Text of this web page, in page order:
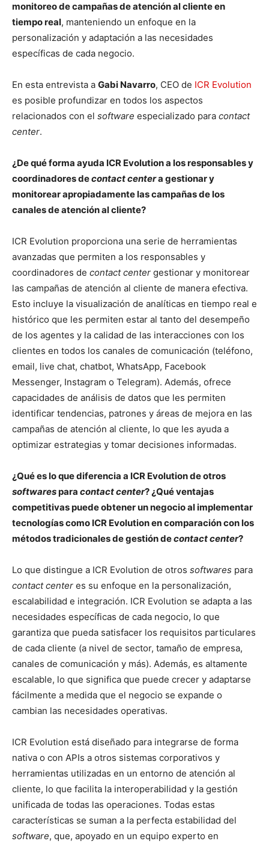
monitoreo de campañas de atención al cliente en
tiempo real, manteniendo un enfoque en la
personalización y adaptación a las necesidades
específicas de cada negocio.
En esta entrevista a Gabi Navarro, CEO de ICR Evolution
es posible profundizar en todos los aspectos
relacionados con el software especializado para contact
center.
¿De qué forma ayuda ICR Evolution a los responsables y
coordinadores decontact centera gestionar y
monitorear apropiadamente las campañas de los
canales de atención al cliente?
ICR Evolution proporciona una serie de herramientas
avanzadas que permiten a los responsables y
coordinadores de contact center gestionar y monitorear
las campañas de atención al cliente de manera efectiva.
Esto incluye la visualización de analíticas en tiempo real e
histórico que les permiten estar al tanto del desempeño
de los agentes y la calidad de las interacciones con los
clientes en todos los canales de comunicación (teléfono,
email, live chat, chatbot, WhatsApp, Facebook
Messenger, Instagram o Telegram). Además, ofrece
capacidades de análisis de datos que les permiten
identificar tendencias, patrones y áreas de mejora en las
campañas de atención al cliente, lo que les ayuda a
optimizar estrategias y tomar decisiones informadas.
¿Qué es lo que diferencia a ICR Evolution de otros
softwarespara contact center? ¿Qué ventajas
competitivas puede obtener un negocio al implementar
tecnologías como ICR Evolution en comparación con los
métodos tradicionales de gestión decontact center?
Lo que distingue a ICR Evolution de otros softwares para
contact center es su enfoque en la personalización,
escalabilidad e integración. ICR Evolution se adapta a las
necesidades específicas de cada negocio, lo que
garantiza que pueda satisfacer los requisitos particulares
de cada cliente (a nivel de sector, tamaño de empresa,
canales de comunicación y más). Además, es altamente
escalable, lo que significa que puede crecer y adaptarse
fácilmente a medida que el negocio se expande o
cambian las necesidades operativas.
ICR Evolution está diseñado para integrarse de forma
nativa o con APIs a otros sistemas corporativos y
herramientas utilizadas en un entorno de atención al
cliente, lo que facilita la interoperabilidad y la gestión
unificada de todas las operaciones. Todas estas
características se suman a la perfecta estabilidad del
software, que, apoyado en un equipo experto en